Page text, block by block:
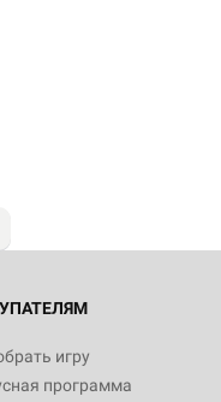
игру
программа